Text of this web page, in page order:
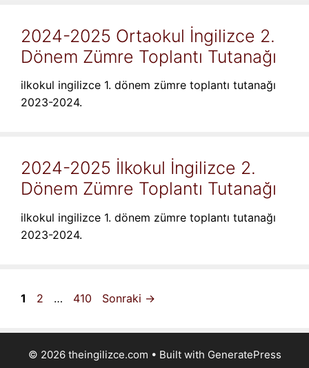
2024-2025 Ortaokul İngilizce 2.
Dönem Zümre Toplantı Tutanağı
ilkokul ingilizce 1. dönem zümre toplantı tutanağı
2023-2024.
2024-2025 İlkokul İngilizce 2.
Dönem Zümre Toplantı Tutanağı
ilkokul ingilizce 1. dönem zümre toplantı tutanağı
2023-2024.
Sayfa
1 Sayfa
2 … Sayfa
410 Sonraki →
© 2026 theingilizce.com • Built with GeneratePress